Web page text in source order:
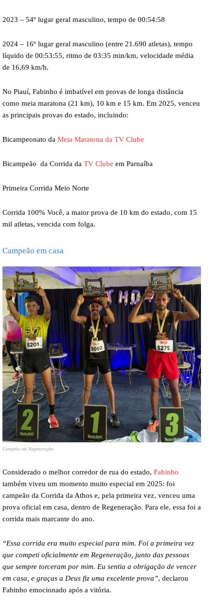
2023 – 54º lugar geral masculino, tempo de 00:54:58
2024 – 16º lugar geral masculino (entre 21.690 atletas), tempo
líquido de 00:53:55, ritmo de 03:35 min/km, velocidade média
de 16,69 km/h.
No Piauí, Fabinho é imbatível em provas de longa distância
como meia maratona (21 km), 10 km e 15 km. Em 2025, venceu
as principais provas do estado, incluindo:
Bicampeonato da Meia Maratona da TV Clube
Bicampeão da Corrida da TV Clube em Parnaíba
Primeira Corrida Meio Norte
Corrida 100% Você, a maior prova de 10 km do estado, com 15
mil atletas, vencida com folga.
Campeão em casa
Campeão em Regeneração
Considerado o melhor corredor de rua do estado, Fabinho
também viveu um momento muito especial em 2025: foi
campeão da Corrida da Athos e, pela primeira vez, venceu uma
prova oficial em casa, dentro de Regeneração. Para ele, essa foi a
corrida mais marcante do ano.
“Essa corrida era muito especial para mim. Foi a primeira vez
que competi oficialmente em Regeneração, junto das pessoas
que sempre torceram por mim. Eu sentia a obrigação de vencer
em casa, e graças a Deus fiz uma excelente prova”, declarou
Fabinho emocionado após a vitória.